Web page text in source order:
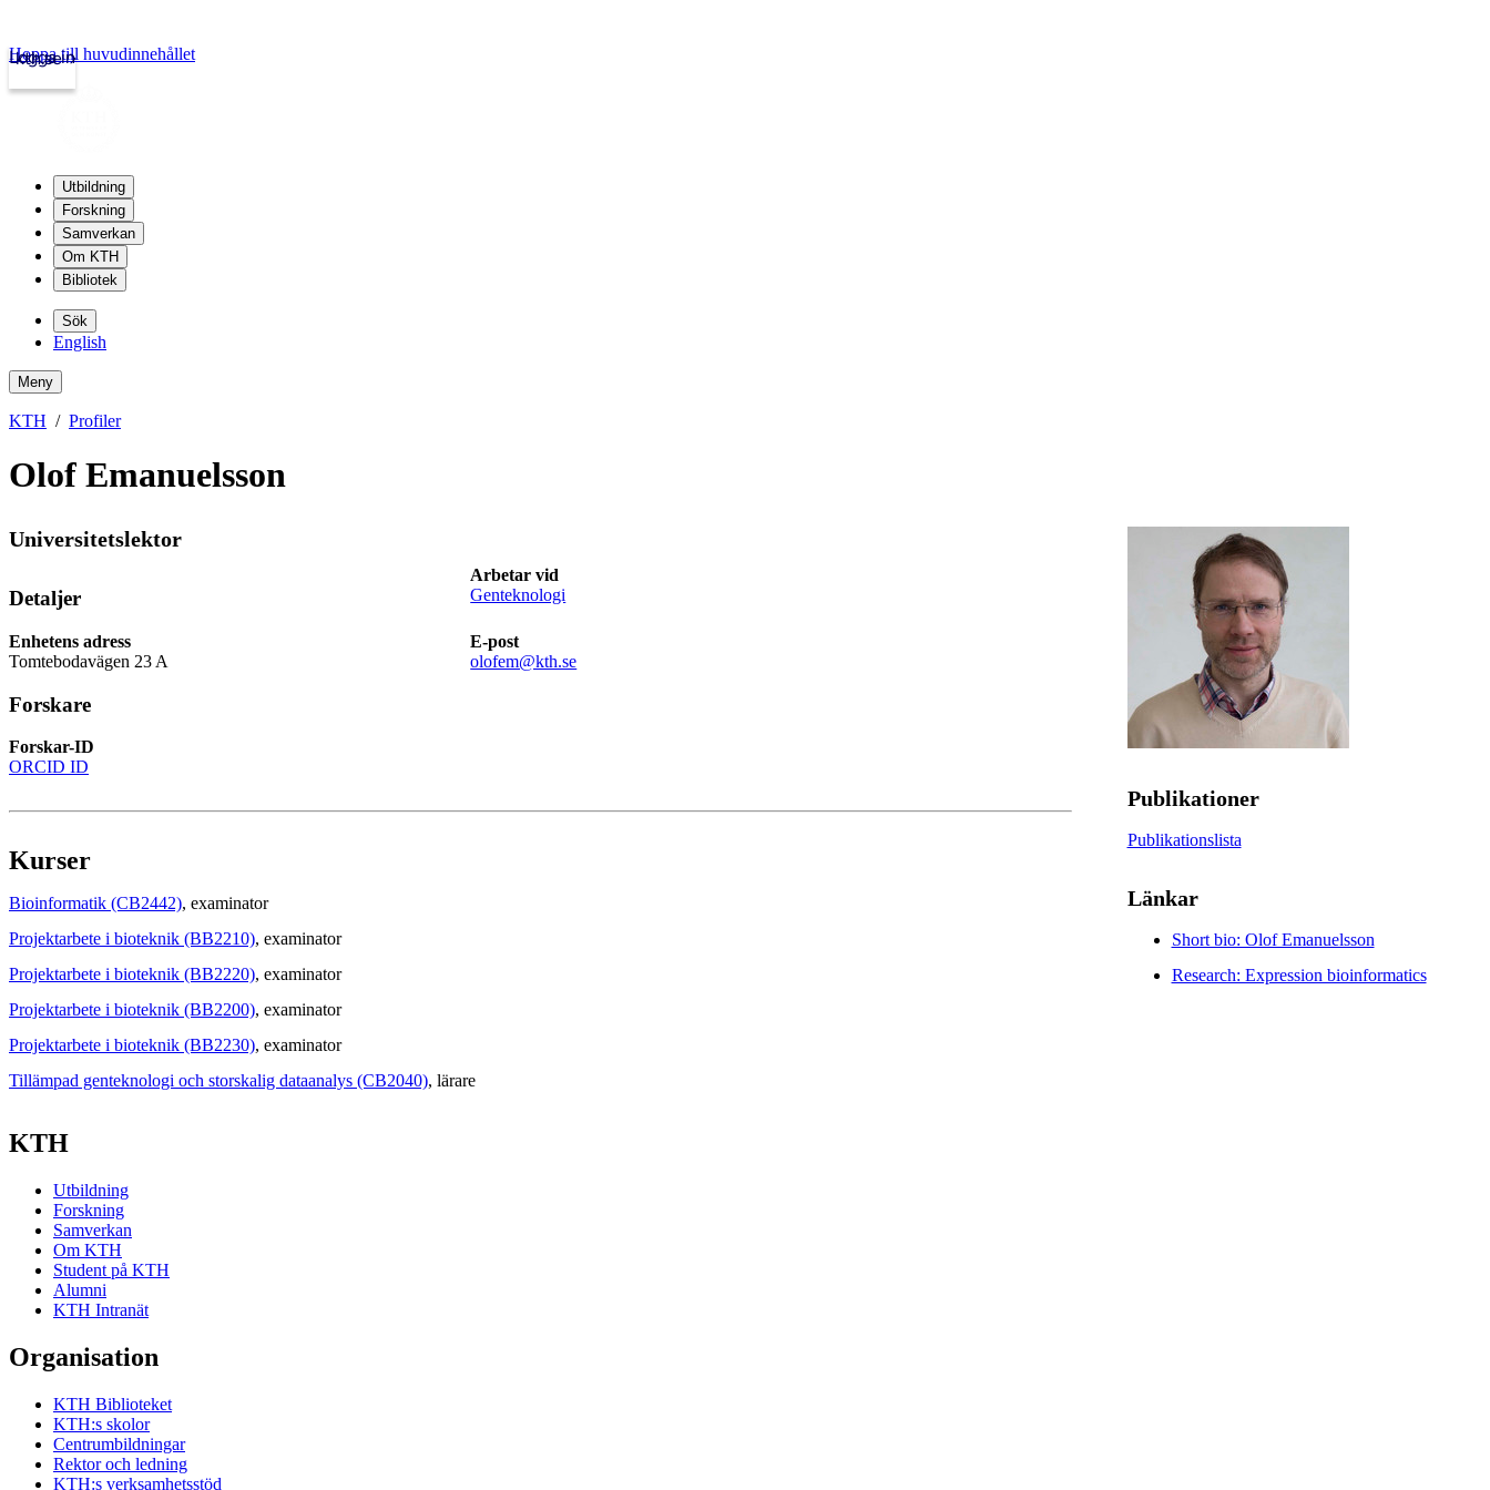
kth.se
Logga in
Hoppa till huvudinnehållet
Utbildning
Forskning
Samverkan
Om KTH
Bibliotek
Sök
English
Meny
KTH Profiler
Olof Emanuelsson
Universitetslektor
Detaljer
Arbetar vid
Genteknologi
Enhetens adress
Tomtebodavägen 23 A
E-post
olofem@kth.se
Forskare
Forskar-ID
ORCID ID
Kurser
Bioinformatik (CB2442), examinator
Projektarbete i bioteknik (BB2210), examinator
Projektarbete i bioteknik (BB2220), examinator
Projektarbete i bioteknik (BB2200), examinator
Projektarbete i bioteknik (BB2230), examinator
Tillämpad genteknologi och storskalig dataanalys (CB2040), lärare
Publikationer
Publikationslista
Länkar
Short bio: Olof Emanuelsson
Research: Expression bioinformatics
KTH
Utbildning
Forskning
Samverkan
Om KTH
Student på KTH
Alumni
KTH Intranät
Organisation
KTH Biblioteket
KTH:s skolor
Centrumbildningar
Rektor och ledning
KTH:s verksamhetsstöd